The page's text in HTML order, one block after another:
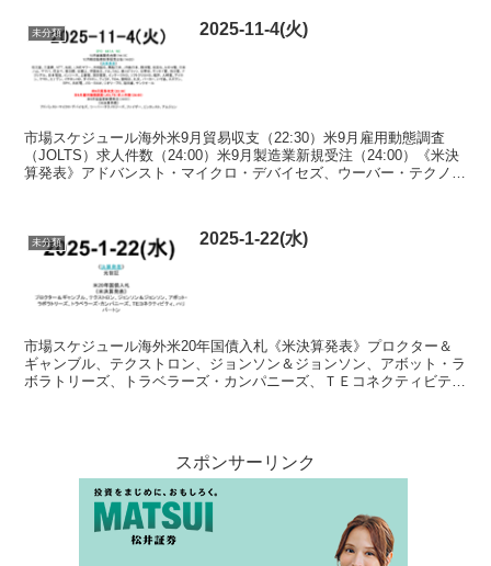
未分類 2025-11-4(火)
市場スケジュール海外米9月貿易収支（22:30）米9月雇用動態調査
（JOLTS）求人件数（24:00）米9月製造業新規受注（24:00）《米決
算発表》アドバンスト・マイクロ・デバイセズ、ウーバー・テクノロ
未分類 2025-1-22(水)
市場スケジュール海外米20年国債入札《米決算発表》プロクター＆
ギャンブル、テクストロン、ジョンソン＆ジョンソン、アボット・ラ
ボラトリーズ、トラベラーズ・カンパニーズ、ＴＥコネクティビテ
スポンサーリンク